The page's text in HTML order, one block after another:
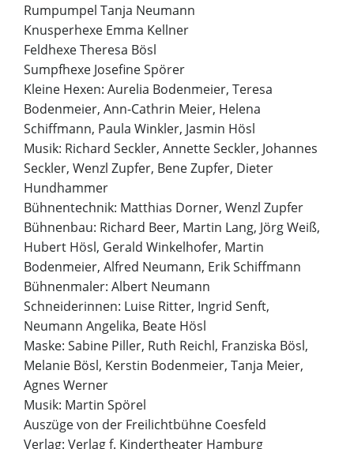
Rumpumpel Tanja Neumann
Knusperhexe Emma Kellner
Feldhexe Theresa Bösl
Sumpfhexe Josefine Spörer
Kleine Hexen: Aurelia Bodenmeier, Teresa
Bodenmeier, Ann-Cathrin Meier, Helena
Schiffmann, Paula Winkler, Jasmin Hösl
Musik: Richard Seckler, Annette Seckler, Johannes
Seckler, Wenzl Zupfer, Bene Zupfer, Dieter
Hundhammer
Bühnentechnik: Matthias Dorner, Wenzl Zupfer
Bühnenbau: Richard Beer, Martin Lang, Jörg Weiß,
Hubert Hösl, Gerald Winkelhofer, Martin
Bodenmeier, Alfred Neumann, Erik Schiffmann
Bühnenmaler: Albert Neumann
Schneiderinnen: Luise Ritter, Ingrid Senft,
Neumann Angelika, Beate Hösl
Maske: Sabine Piller, Ruth Reichl, Franziska Bösl,
Melanie Bösl, Kerstin Bodenmeier, Tanja Meier,
Agnes Werner
Musik: Martin Spörel
Auszüge von der Freilichtbühne Coesfeld
Verlag: Verlag f. Kindertheater Hamburg